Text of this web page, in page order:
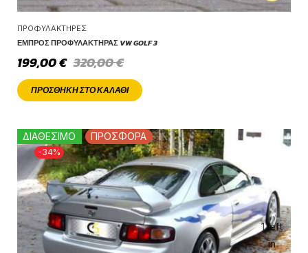
ΠΡΟΦΥΛΑΚΤΉΡΕΣ
ΕΜΠΡΌΣ ΠΡΟΦΥΛΑΚΤΉΡΑΣ VW GOLF 3
320,00€
199,00€
ΠΡΟΣΘΉΚΗ ΣΤΟ ΚΑΛΆΘΙ
-34%
ΔΙΑΘΕΣΙΜΟ ΠΡΟΣΦΟΡΑ
1 left
in